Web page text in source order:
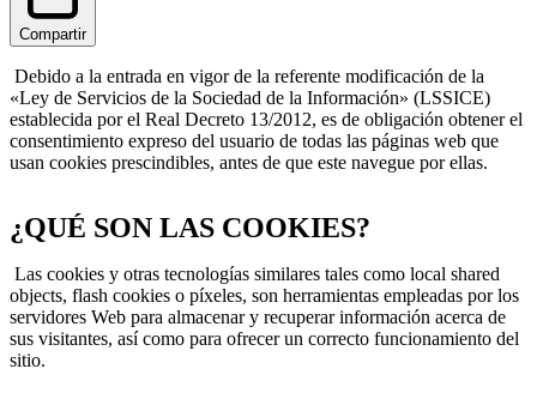
Compartir
Debido a la entrada en vigor de la referente modificación de la
«Ley de Servicios de la Sociedad de la Información» (LSSICE)
establecida por el Real Decreto 13/2012, es de obligación obtener el
consentimiento expreso del usuario de todas las páginas web que
usan cookies prescindibles, antes de que este navegue por ellas.
¿QUÉ SON LAS COOKIES?
Las cookies y otras tecnologías similares tales como local shared
objects, flash cookies o píxeles, son herramientas empleadas por los
servidores Web para almacenar y recuperar información acerca de
sus visitantes, así como para ofrecer un correcto funcionamiento del
sitio.